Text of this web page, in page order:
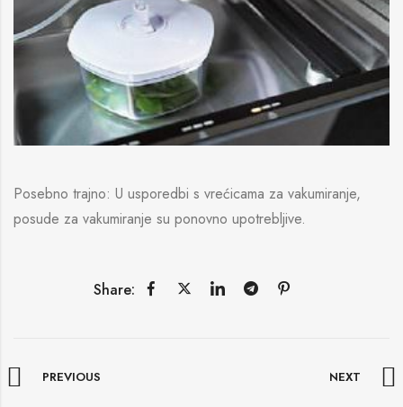
Posebno trajno: U usporedbi s vrećicama za vakumiranje,
posude za vakumiranje su ponovno upotrebljive.
Share:
PREVIOUS NEXT